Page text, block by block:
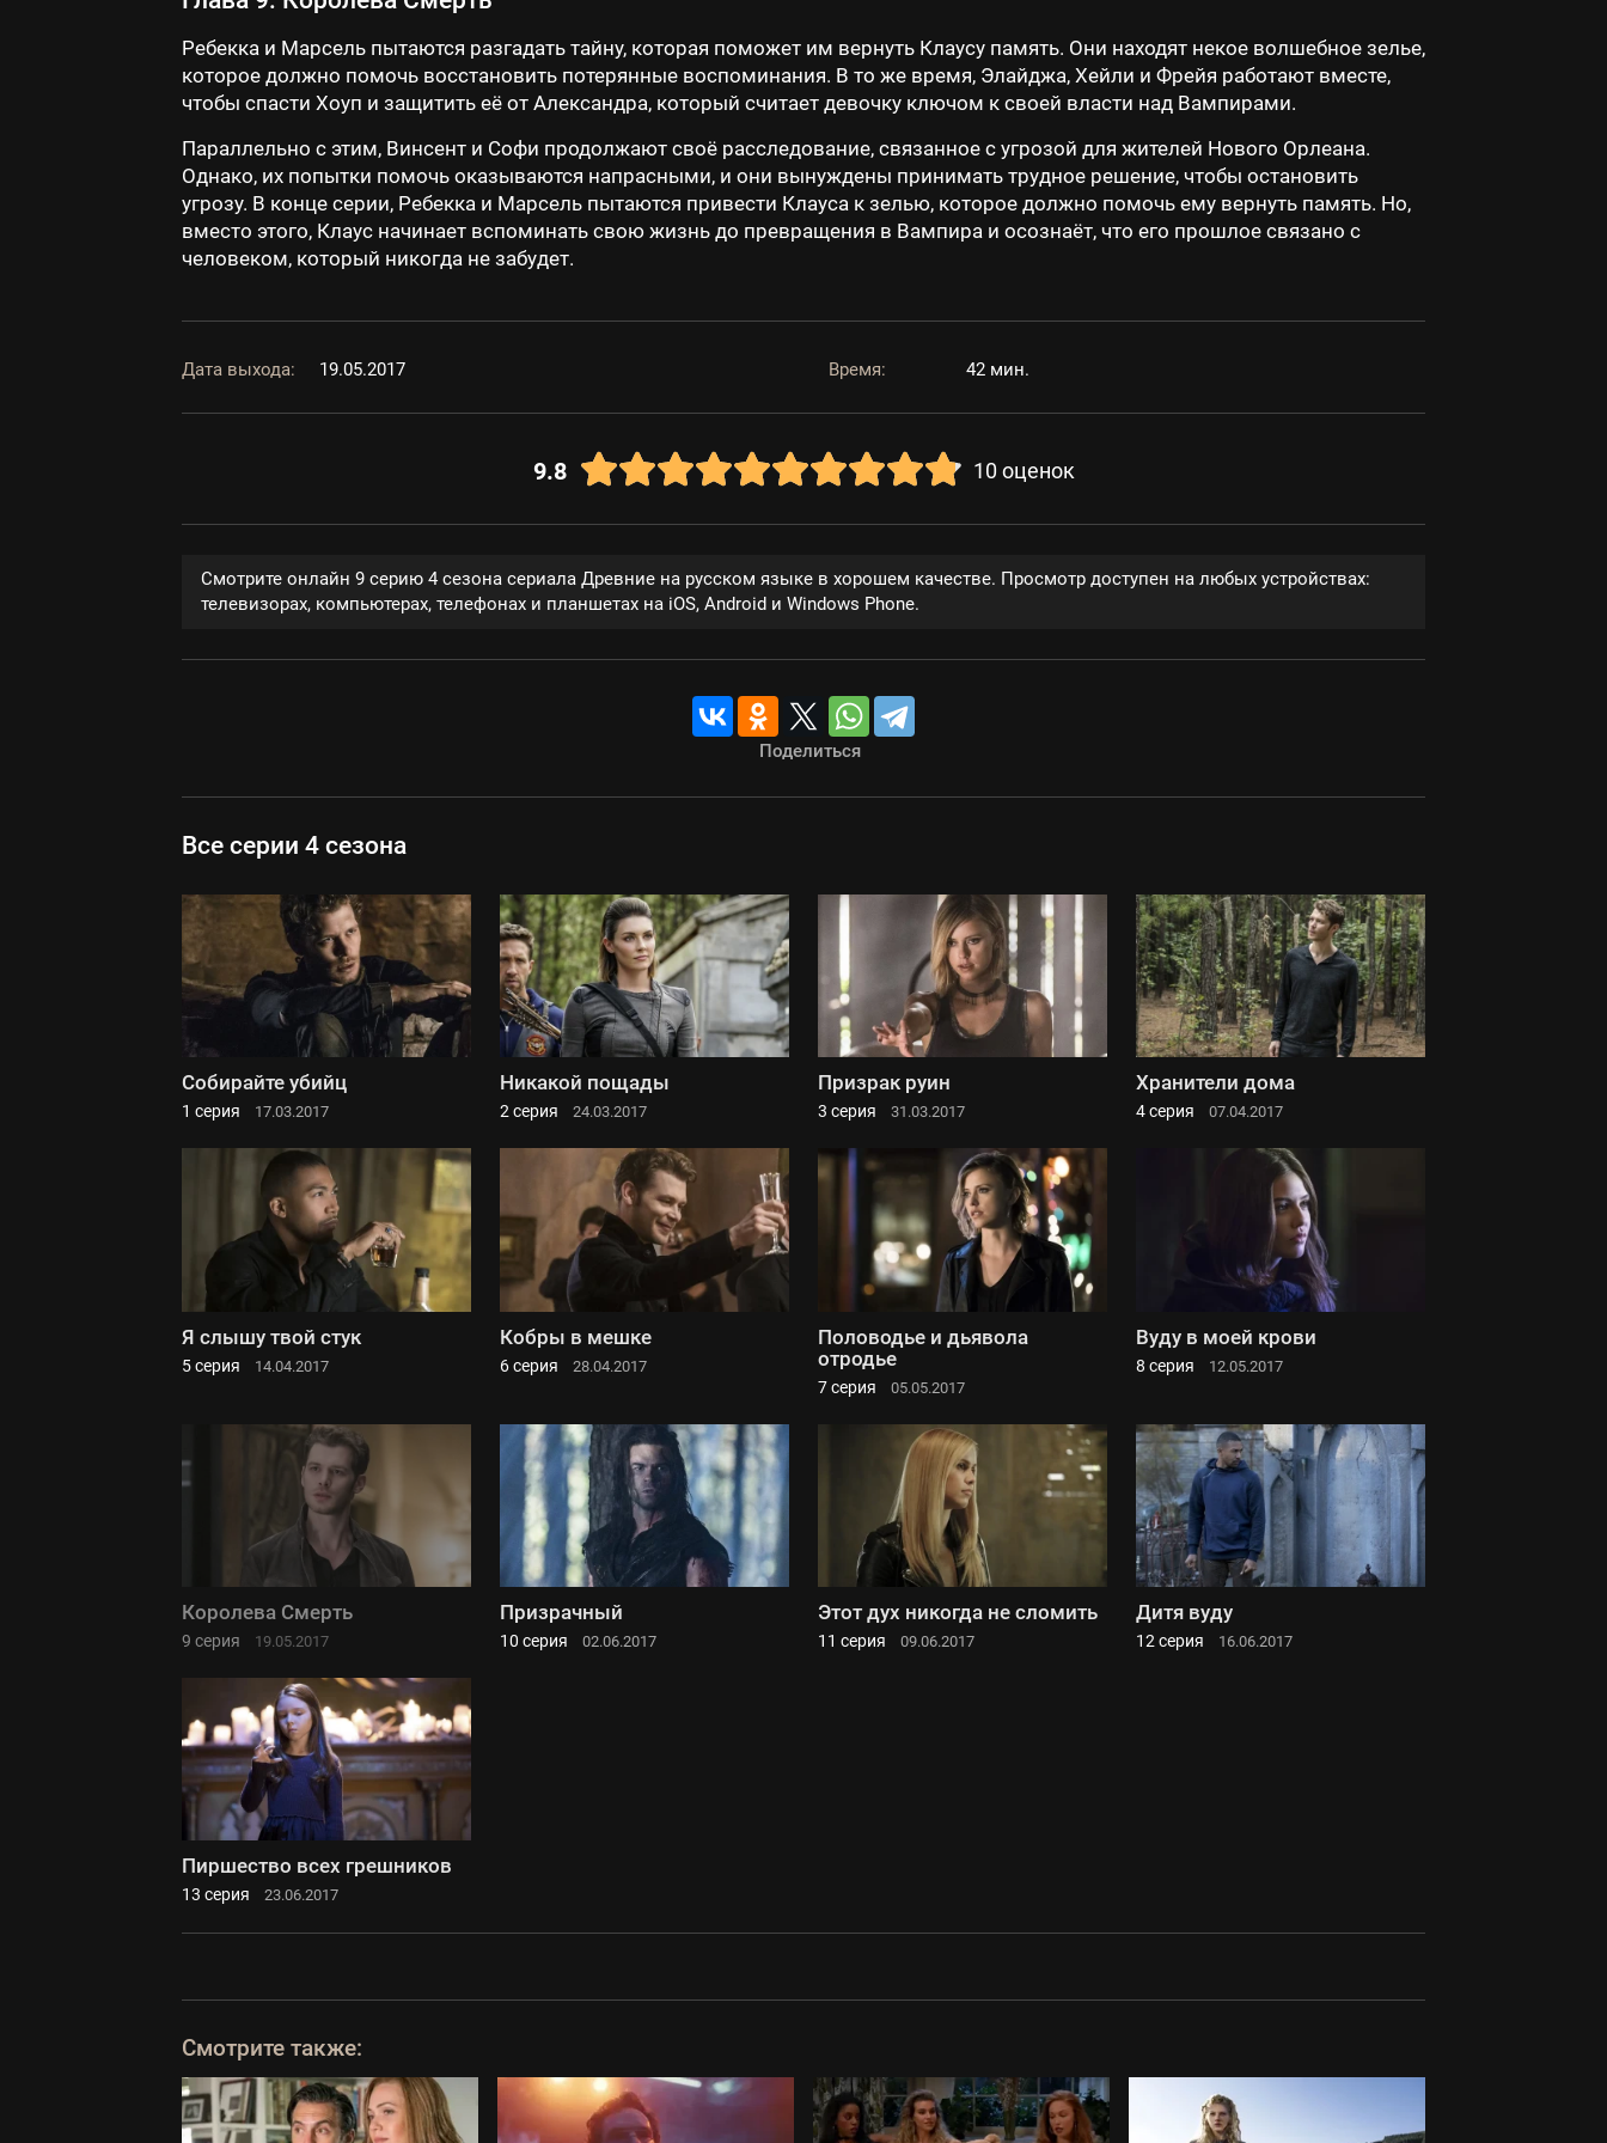
Ребекка и Марсель пытаются разгадать тайну, которая поможет им вернуть Клаусу память. Они находят некое волшебное зелье,
которое должно помочь восстановить потерянные воспоминания. В то же время, Элайджа, Хейли и Фрейя работают вместе,
чтобы спасти Хоуп и защитить её от Александра, который считает девочку ключом к своей власти над Вампирами.
Параллельно с этим, Винсент и Софи продолжают своё расследование, связанное с угрозой для жителей Нового Орлеана.
Однако, их попытки помочь оказываются напрасными, и они вынуждены принимать трудное решение, чтобы остановить
угрозу. В конце серии, Ребекка и Марсель пытаются привести Клауса к зелью, которое должно помочь ему вернуть память. Но,
вместо этого, Клаус начинает вспоминать свою жизнь до превращения в Вампира и осознаёт, что его прошлое связано с
человеком, который никогда не забудет.
Дата выхода: 19.05.2017 Время: 42 мин.
9.8 10 оценок
Смотрите онлайн 9 серию 4 сезона сериала Древние на русском языке в хорошем качестве. Просмотр доступен на любых устройствах:
телевизорах, компьютерах, телефонах и планшетах на iOS, Android и Windows Phone.
Поделиться
Все серии 4 сезона
Собирайте убийц
1 серия 17.03.2017
Никакой пощады
2 серия 24.03.2017
Призрак руин
3 серия 31.03.2017
Хранители дома
4 серия 07.04.2017
Я слышу твой стук
5 серия 14.04.2017
Кобры в мешке
6 серия 28.04.2017
Половодье и дьявола
отродье
7 серия 05.05.2017
Вуду в моей крови
8 серия 12.05.2017
Королева Смерть
9 серия 19.05.2017
Призрачный
10 серия 02.06.2017
Этот дух никогда не сломить
11 серия 09.06.2017
Дитя вуду
12 серия 16.06.2017
Пиршество всех грешников
13 серия 23.06.2017
Смотрите также: